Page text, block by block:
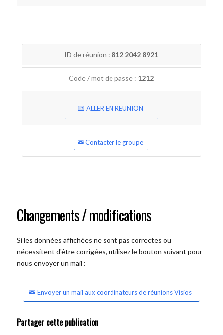
ID de réunion : 812 2042 8921
Code / mot de passe : 1212
ALLER EN REUNION
Contacter le groupe
Changements / modifications
Si les données affichées ne sont pas correctes ou
nécessitent d'être corrigées, utilisez le bouton suivant pour
nous envoyer un mail :
Envoyer un mail aux coordinateurs de réunions Visios
Partager cette publication